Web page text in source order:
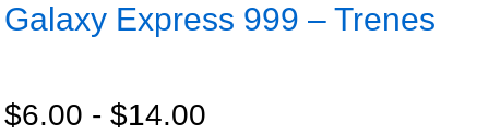
Galaxy Express 999 – Trenes
$6.00 - $14.00